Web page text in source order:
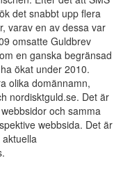
det snabbt upp flera
varav en av dessa var
omsatte Guldbrev
en ganska begränsad
ökat under 2010.
olika domännamn,
nordisktguld.se. Det är
och samma
webbsida. Det är